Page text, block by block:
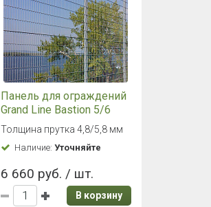
Панель для ограждений
Grand Line Bastion 5/6
2,43x2,5 цинк
Толщина прутка 4,8/5,8 мм
Наличие: Уточняйте
6 660 руб. / шт.
В корзину